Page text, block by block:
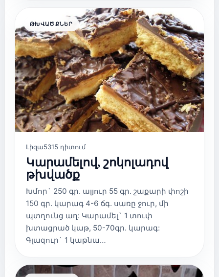
ԹԽՎԱԾՔՆԵՐ
Լիզա5315 դիտում
Կարամելով, շոկոլադով
թխվածք
Խմոր` 250 գր. ալյուր 55 գր. շաքարի փոշի
150 գր. կարագ 4-6 ճգ. սառը ջուր, մի
պտղունց աղ: Կարամել` 1 տուփ
խտացրած կաթ, 50-70գր. կարագ:
Գլազուր` 1 կաթնա…